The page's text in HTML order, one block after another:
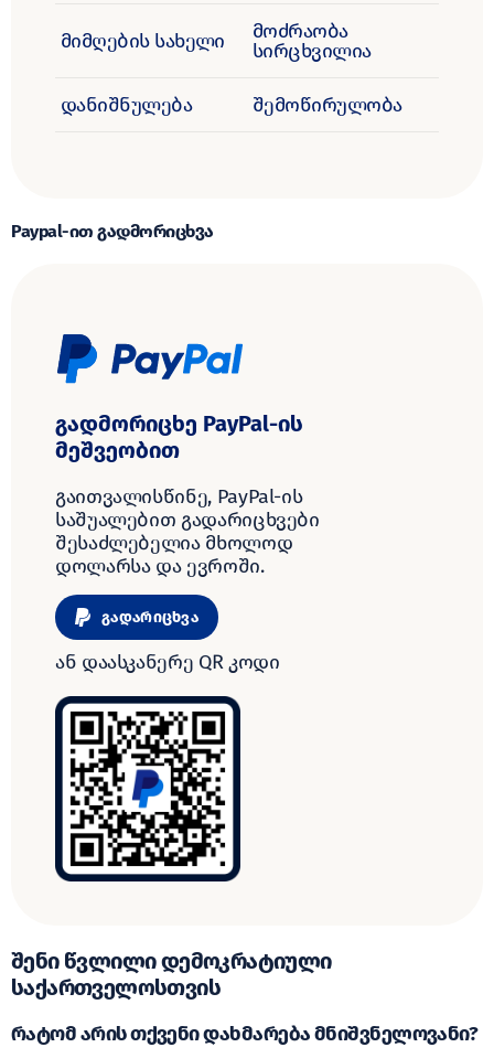
მიმღების სახელი
მოძრაობა
სირცხვილია
დანიშნულება შემოწირულობა
Paypal-ით გადმორიცხვა
გადმორიცხე PayPal-ის
მეშვეობით
გაითვალისწინე, PayPal-ის
საშუალებით გადარიცხვები
შესაძლებელია მხოლოდ
დოლარსა და ევროში.
გადარიცხვა
ან დაასკანერე QR კოდი
შენი წვლილი დემოკრატიული
საქართველოსთვის
რატომ არის თქვენი დახმარება მნიშვნელოვანი?